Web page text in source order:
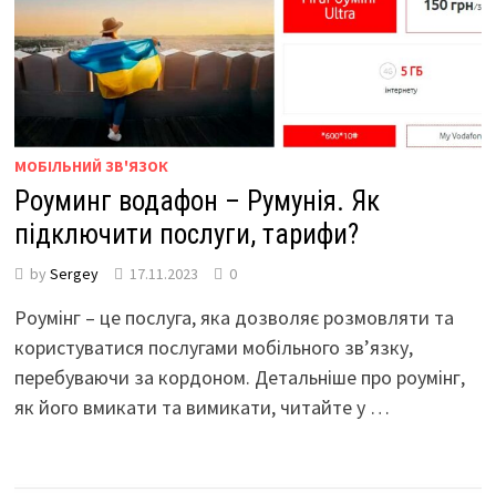
МОБІЛЬНИЙ ЗВ'ЯЗОК
Роуминг водафон – Румунія. Як
підключити послуги, тарифи?
by Sergey 17.11.2023 0
Роумінг – це послуга, яка дозволяє розмовляти та
користуватися послугами мобільного зв’язку,
перебуваючи за кордоном. Детальніше про роумінг,
як його вмикати та вимикати, читайте у …